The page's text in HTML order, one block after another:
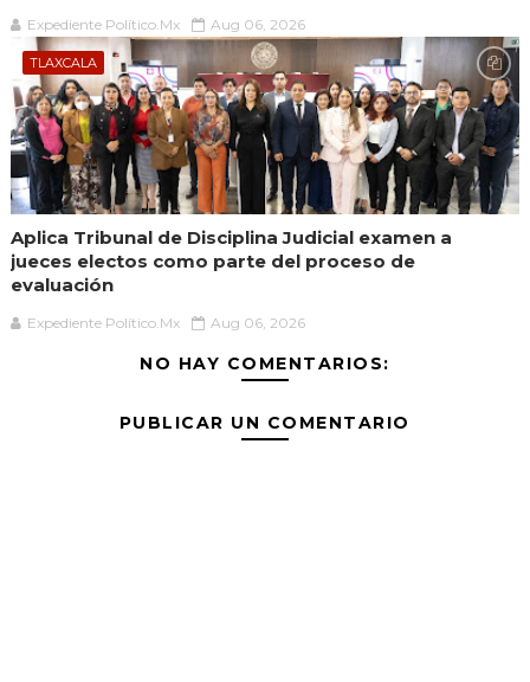
Expediente Político.Mx Aug 06, 2026
TLAXCALA
Aplica Tribunal de Disciplina Judicial examen a
jueces electos como parte del proceso de
evaluación
Expediente Político.Mx Aug 06, 2026
NO HAY COMENTARIOS:
PUBLICAR UN COMENTARIO